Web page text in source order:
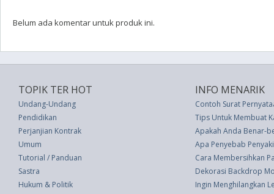
Belum ada komentar untuk produk ini.
TOPIK TER HOT
Undang-Undang
Pendidikan
Perjanjian Kontrak
Umum
Tutorial / Panduan
Sastra
Hukum & Politik
INFO MENARIK
Contoh Surat
Tips Untuk Membuat
Apakah Anda Benar-
Apa Penyebab
Cara Membersihkan
Dekorasi Backdrop
Ingin Menghilangkan